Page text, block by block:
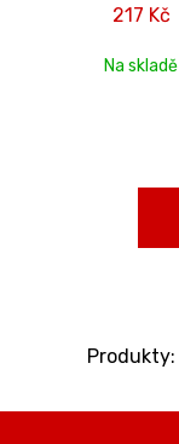
217 Kč
Na skladě
Produkty: